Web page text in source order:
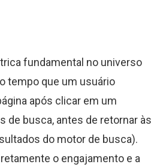
fundamental no universo
tempo que um usuário
após clicar em um
de busca, antes de retornar às
do motor de busca).
o engajamento e a